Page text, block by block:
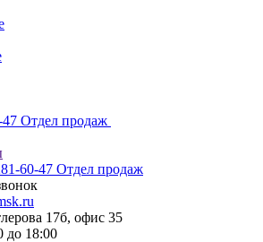
47 Отдел продаж
60-47 Отдел продаж
17б, офис 35
до 18:00